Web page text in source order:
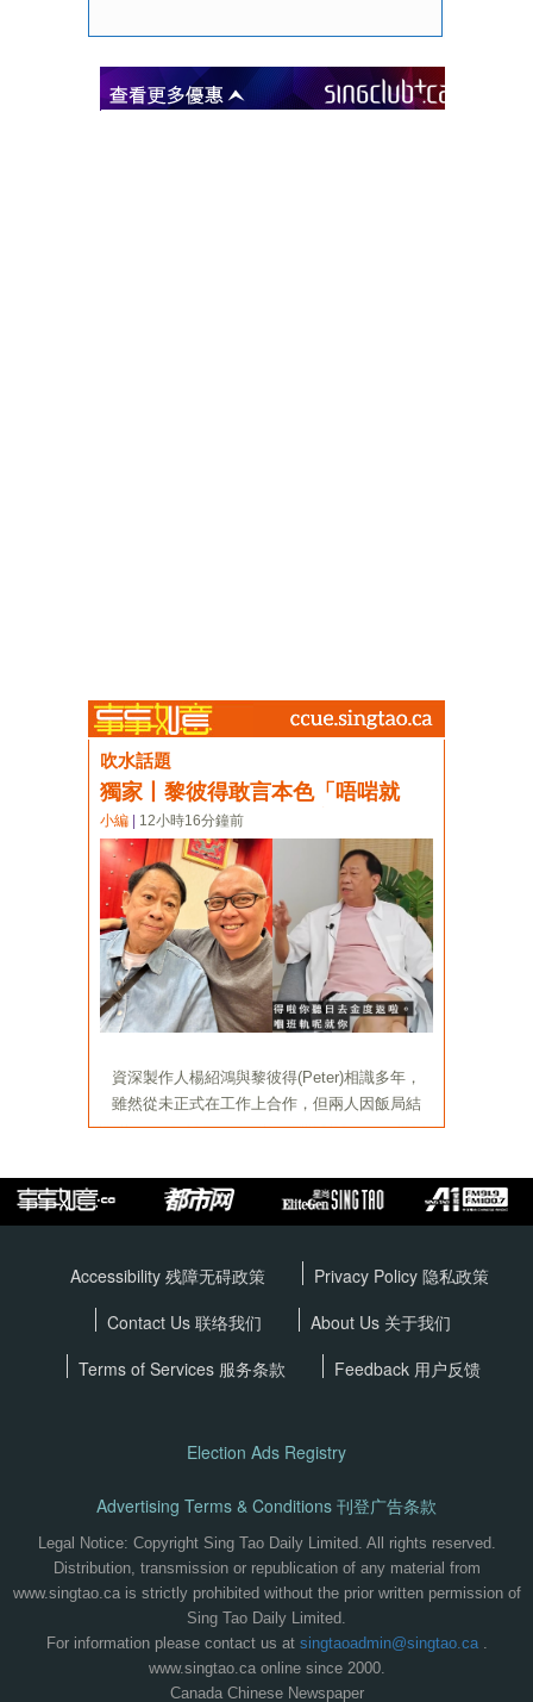
Accessibility 残障无碍政策 Privacy Policy 隐私政策
Contact Us 联络我们
About Us 关于我们
Terms of Services 服务条款 Feedback 用户反馈
Election Ads Registry
Advertising Terms & Conditions 刊登广告条款
Legal Notice: Copyright Sing Tao Daily Limited. All rights reserved.
Distribution, transmission or republication of any material from
www.singtao.ca is strictly prohibited without the prior written permission of
Sing Tao Daily Limited.
For information please contact us at singtaoadmin@singtao.ca.
www.singtao.ca online since 2000.
Canada Chinese Newspaper